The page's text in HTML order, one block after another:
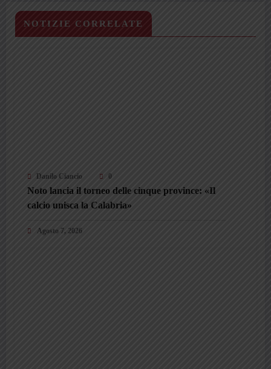
NOTIZIE CORRELATE
Danilo Ciancio 0
Noto lancia il torneo delle cinque province: «Il
calcio unisca la Calabria»
Agosto 7, 2026